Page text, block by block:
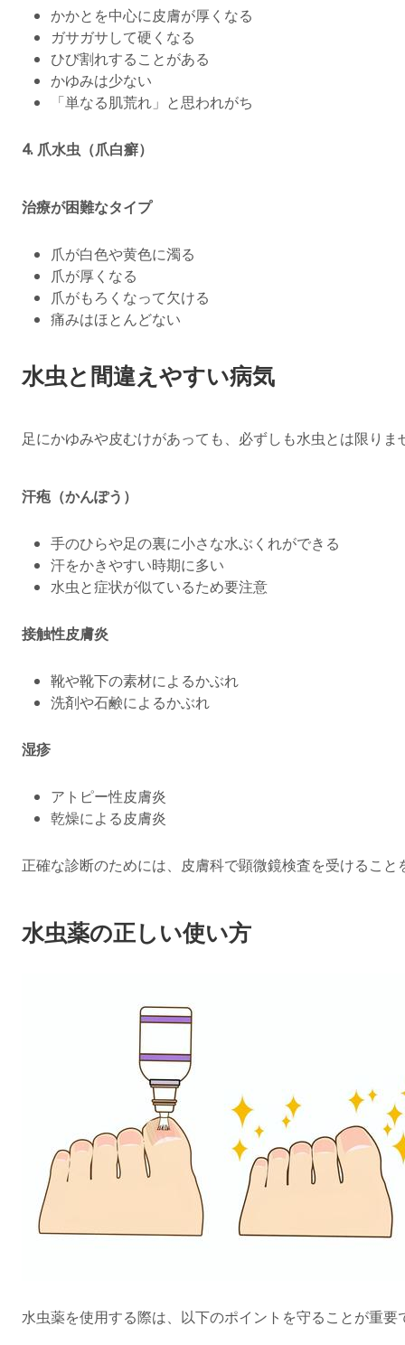
かかとを中心に皮膚が厚くなる
ガサガサして硬くなる
ひび割れすることがある
かゆみは少ない
「単なる肌荒れ」と思われがち
4. 爪水虫（爪白癬）
治療が困難なタイプ
爪が白色や黄色に濁る
爪が厚くなる
爪がもろくなって欠ける
痛みはほとんどない
水虫と間違えやすい病気
足にかゆみや皮むけがあっても、必ずしも水虫とは限り
汗疱（かんぽう）
手のひらや足の裏に小さな水ぶくれができる
汗をかきやすい時期に多い
水虫と症状が似ているため要注意
接触性皮膚炎
靴や靴下の素材によるかぶれ
洗剤や石鹸によるかぶれ
湿疹
アトピー性皮膚炎
乾燥による皮膚炎
正確な診断のためには、皮膚科で顕微鏡検査を受けること
水虫薬の正しい使い方
水虫薬を使用する際は、以下のポイントを守ることが重要